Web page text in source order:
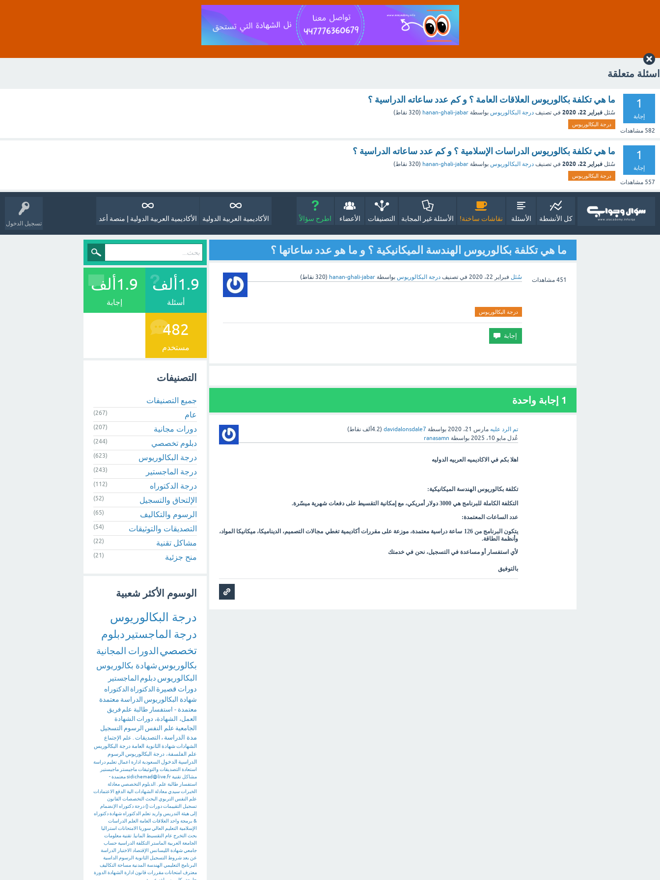
اسئلة متعلقة
1
إجابة
582 مشاهدات
ما هي تكلفة بكالوريوس العلاقات العامة ؟ و كم عدد ساعاته الدراسية ؟
سُئل فبراير 22، 2020 في تصنيف درجة البكالوريوس بواسطة hanan-ghali-jabar
(
320 نقاط)
درجة البكالوريوس
1
إجابة
557 مشاهدات
ما هي تكلفة بكالوريوس الدراسات الإسلامية ؟ و كم عدد ساعاته الدراسية ؟
سُئل فبراير 22، 2020 في تصنيف درجة البكالوريوس بواسطة hanan-ghali-jabar
(
320 نقاط)
درجة البكالوريوس
تسجيل الدخول
كل الأنشطة الأسئلة نقاشات ساخنة! الأسئلة غير المجابة التصنيفات الأعضاء اطرح سؤالاً الأكاديمية العربية الدولية | منصة أعد الأكاديمية العربية الدولية
ما هي تكلفة بكالوريوس الهندسة الميكانيكية ؟ و ما هو عدد ساعاتها ؟
451 مشاهدات سُئل فبراير 22، 2020 في تصنيف درجة البكالوريوس بواسطة hanan-ghali-jabar
(
320 نقاط)
درجة البكالوريوس
1 إجابة واحدة
تم الرد عليه مارس 21، 2020 بواسطة davidalonsdale7
(4.2ألف
نقاط)
عُدل مايو 10، 2025 بواسطة ranasamn
اهلا بكم في الاكاديميه العربيه الدوليه
تكلفة بكالوريوس الهندسة الميكانيكية:
التكلفة الكاملة للبرنامج هي 3000 دولار أمريكي، مع إمكانية التقسيط على دفعات شهرية ميسّرة.
عدد الساعات المعتمدة:
يتكون البرنامج من 126 ساعة دراسية معتمدة، موزعة على مقررات أكاديمية تغطي مجالات التصميم، الديناميكا، ميكانيكا المواد،
وأنظمة الطاقة.
لأي استفسار أو مساعدة في التسجيل، نحن في خدمتك
بالتوفيق
1.9ألف
أسئلة
1.9ألف
إجابة
482
مستخدم
التصنيفات
جميع التصنيفات
عام
(267)
دورات مجانية (207)
دبلوم تخصصي (244)
درجة البكالوريوس (623)
درجة الماجستير (243)
درجة الدكتوراه (112)
الإلتحاق والتسجيل (52)
الرسوم والتكاليف (65)
التصديقات والتوثيقات (54)
مشاكل تقنية (22)
منح جزئية (21)
الوسوم الأكثر شعبية
درجة البكالوريوس
درجة الماجستير دبلوم
تخصصيالدورات المجانية
بكالوريوس شهادة بكالوريوس
البكالوريوس دبلوم الماجستير
دورات قصيرة الدكتوراة الدكتوراه
شهادة البكالوريوس الدراسة معتمدة
معتمدة - استفسار طالبة علم فريق
العمل، الشهادة، دورات الشهادة
الجامعية علم النفس الرسوم التسجيل
مدة الدراسة ، التصديقات . علم الإجتماع
الشهاداتشهادة الثانوية العامةدرجة البكالوريس
علم الفلسفة، درجة البكالوريوس الرسوم
الدراسية الدخول السعودية ادارة اعمالتعليم دراسة
استعادة التصديقات والتوثيقاتماجيستر ماجيستير
مشاكل تقنيةsidichemad@live.frمعتمدة -
استفسار طالبة علم . الدبلوم التخصصيمعادلة
الخبراتسيديمعادلة الشهادات الية الدفع الاعتمادات
علم النفس التربوي البحث التخصصات القانون
تسجيل التقييماتدورات()درجة دكتوراه الإنضمام
إلى هيئة التدريس واريد تعلم الدكتوراهشهادة دكتوراه
& برمجة واحد العلاقات العامة العلم الدراسات
الإسلامية التعليم العاليسوريا الامتحانات استراليا
بحث التخرج عام التقسيط المانيا. تقنية معلومات
الجامعة العربية الماستر التكلفة الدراسيةحساب
جامعيشهادة الليسانس الإقتصاد الاختبار
الدراسة
عن بعدشروط التسجيل الثانوية الرسوم الداسية
البرنامج التعليمي الهندسة المدنيةمساحة التكاليف
معترف امتحاناتمقررات قانون ادارة الشهادة الدورة